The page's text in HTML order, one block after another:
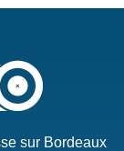
sur Bordeaux